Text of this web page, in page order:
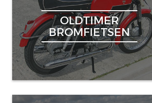
OLDTIMER
BROMFIETSEN